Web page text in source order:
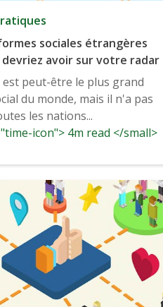
sociales étrangères
devriez avoir sur votre radar
est peut-être le plus grand
du monde, mais il n'a pas
les nations...
icon"> 4m read </small>